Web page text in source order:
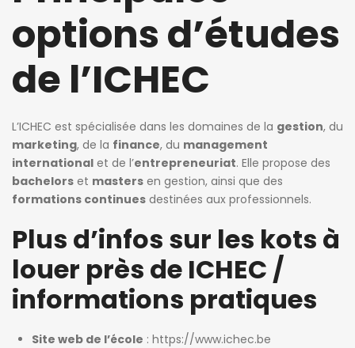
options d’études
de l’ICHEC
L’ICHEC est spécialisée dans les domaines de la gestion, du
marketing, de la finance, du management
international et de l’entrepreneuriat. Elle propose des
bachelors et masters en gestion, ainsi que des
formations continues destinées aux professionnels.
Plus d’infos sur les kots à
louer près de ICHEC /
informations pratiques
Site web de l’école : https://www.ichec.be